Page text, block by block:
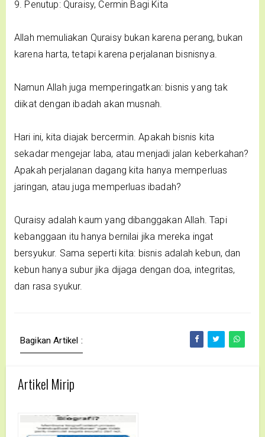
9. Penutup: Quraisy, Cermin Bagi Kita
Allah memuliakan Quraisy bukan karena perang, bukan
karena harta, tetapi karena perjalanan bisnisnya.
Namun Allah juga memperingatkan: bisnis yang tak
diikat dengan ibadah akan musnah.
Hari ini, kita diajak bercermin. Apakah bisnis kita
sekadar mengejar laba, atau menjadi jalan keberkahan?
Apakah perjalanan dagang kita hanya memperluas
jaringan, atau juga memperluas ibadah?
Quraisy adalah kaum yang dibanggakan Allah. Tapi
kebanggaan itu hanya bernilai jika mereka ingat
bersyukur. Sama seperti kita: bisnis adalah kebun, dan
kebun hanya subur jika dijaga dengan doa, integritas,
dan rasa syukur.
Bagikan Artikel :
Artikel Mirip